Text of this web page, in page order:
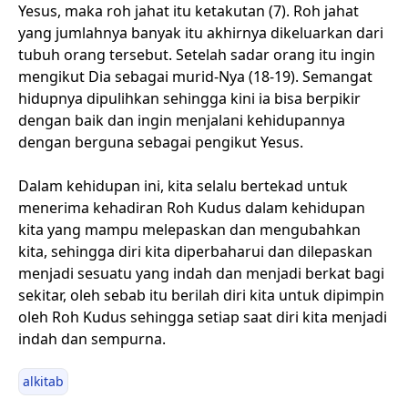
Yesus, maka roh jahat itu ketakutan (7). Roh jahat
yang jumlahnya banyak itu akhirnya dikeluarkan dari
tubuh orang tersebut. Setelah sadar orang itu ingin
mengikut Dia sebagai murid-Nya (18-19). Semangat
hidupnya dipulihkan sehingga kini ia bisa berpikir
dengan baik dan ingin menjalani kehidupannya
dengan berguna sebagai pengikut Yesus.
Dalam kehidupan ini, kita selalu bertekad untuk
menerima kehadiran Roh Kudus dalam kehidupan
kita yang mampu melepaskan dan mengubahkan
kita, sehingga diri kita diperbaharui dan dilepaskan
menjadi sesuatu yang indah dan menjadi berkat bagi
sekitar, oleh sebab itu berilah diri kita untuk dipimpin
oleh Roh Kudus sehingga setiap saat diri kita menjadi
indah dan sempurna.
alkitab